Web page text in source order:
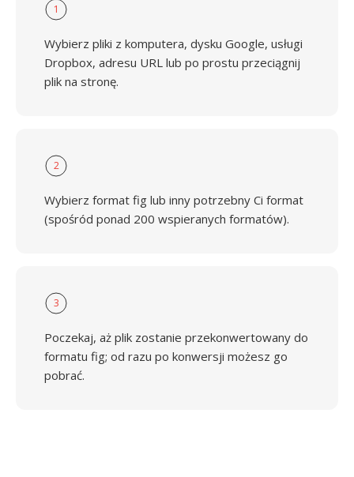
1
Wybierz pliki z komputera, dysku Google, usługi
Dropbox, adresu URL lub po prostu przeciągnij
plik na stronę.
2
Wybierz format fig lub inny potrzebny Ci format
(spośród ponad 200 wspieranych formatów).
3
Poczekaj, aż plik zostanie przekonwertowany do
formatu fig; od razu po konwersji możesz go
pobrać.